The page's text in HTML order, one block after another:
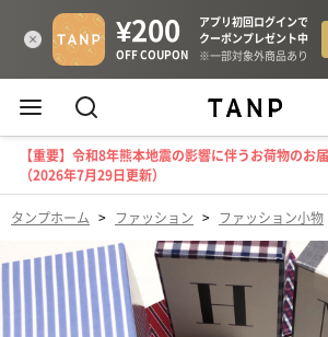
【重要】令和8年熊本地震の影響に伴うお荷物のお
（2026年7月29日更新）
タンプホーム > ファッション > ファッション小物